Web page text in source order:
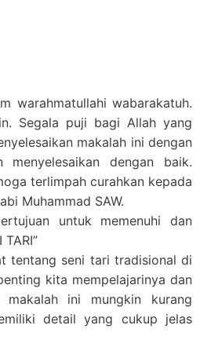
wabarakatuh.
Segala puji bagi Allah yang
makalah ini dengan
menyelesaikan dengan baik.
terlimpah curahkan kepada
Muhammad SAW.
untuk memenuhi dan
seni tari tradisional di
kita mempelajarinya dan
makalah ini mungkin kurang
detail yang cukup jelas